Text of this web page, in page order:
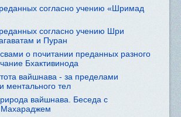
согласно учению «Шримад
согласно учению Шри
и Пуран
о почитании преданных разного
Бхактивинода
вайшнава - за пределами
ментального тел
вайшнава. Беседа с
Махараджем